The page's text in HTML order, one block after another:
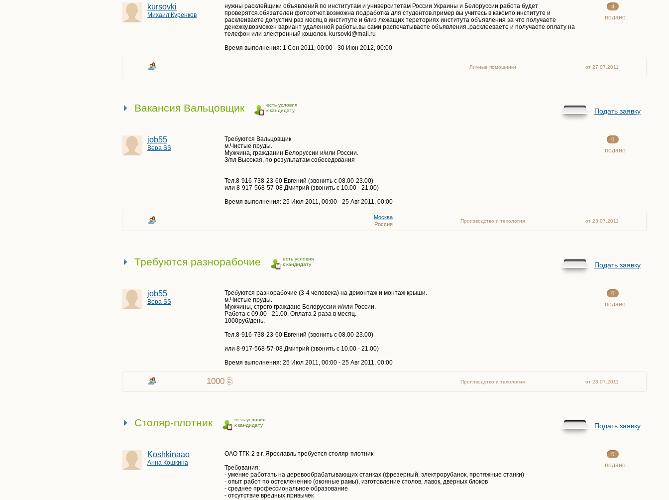
kursovki
Михаил Куренков
нужны расклейщики объявлений по институтам и университетам России Украины и Белоруссии.работа будет
проверятся.обязателен фотоотчет.возможна подработка для студентов.пример вы учитесь в какомто институте и
расклеиваете допустим раз месяц в институте и близ лежащих тереториях института объявления за что получаете
денежку.возможен вариант удаленной работы.вы сами распечатываете объявления..расклееваете и получаете оплату на
телефон или электронный кошелек. kursovki@mail.ru
Время выполнения: 1 Сен 2011, 00:00 - 30 Июн 2012, 00:00
4
подано
Личные помощники от 27.07.2011
Вакансия Вальцовщик
есть условия
к кандидату
Подать заявку
job55
Вера SS
Требуются Вальцовщик
м.Чистые пруды.
Мужчина, гражданин Белоруссии и/или России.
З/пл Высокая, по результатам собеседования
Тел.8-916-738-23-60 Евгений (звонить с 08.00-23.00)
или 8-917-568-57-08 Дмитрий (звонить с 10.00 - 21.00)
Время выполнения: 25 Июл 2011, 00:00 - 25 Авг 2011, 00:00
0
подано
Москва
Россия
Производство и техология от 23.07.2011
Требуются разнорабочие
есть условия
к кандидату
Подать заявку
job55
Вера SS
Требуются разнорабочие (3-4 человека) на демонтаж и монтаж крыши.
м.Чистые пруды.
Мужчины, строго граждане Белоруссии и/или России.
Работа с 09.00 - 21.00. Оплата 2 раза в месяц.
1000руб/день.
Тел.8-916-738-23-60 Евгений (звонить с 08.00-23.00)
или 8-917-568-57-08 Дмитрий (звонить с 10.00 - 21.00)
Время выполнения: 25 Июл 2011, 00:00 - 25 Авг 2011, 00:00
0
подано
1000 Производство и техология от 23.07.2011
Столяр-плотник
есть условия
к кандидату
Подать заявку
Koshkinaao
Анна Кошкина
ОАО ТГК-2 в г. Ярославль требуется столяр-плотник
Требования:
- умение работать на деревообрабатывающих станках (фрезерный, электрорубанок, протяжные станки)
- опыт работ по остекленению (оконные рамы), изготовление столов, лавок, дверных блоков
- среднее профессиональное образование
- отсутствие вредных привычек
0
подано